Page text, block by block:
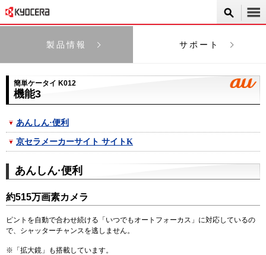
製品情報 サポート
簡単ケータイ K012
機能3
あんしん·便利
京セラメーカーサイト サイトK
あんしん·便利
約515万画素カメラ
ピントを自動で合わせ続ける「いつでもオートフォーカス」に対応しているの
で、シャッターチャンスを逃しません。
※ 「拡大鏡」も搭載しています。